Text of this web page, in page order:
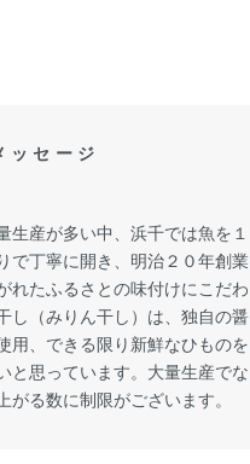
ッセージ
生産が多い中、浜千では魚を１
で丁寧に開き、明治２０年創業
れたふるさとの味付けにこだわ
し（みりん干し）は、独自の醤
用、できる限り新鮮なひものを
と思っています。大量生産でな
がる数に制限がございます。